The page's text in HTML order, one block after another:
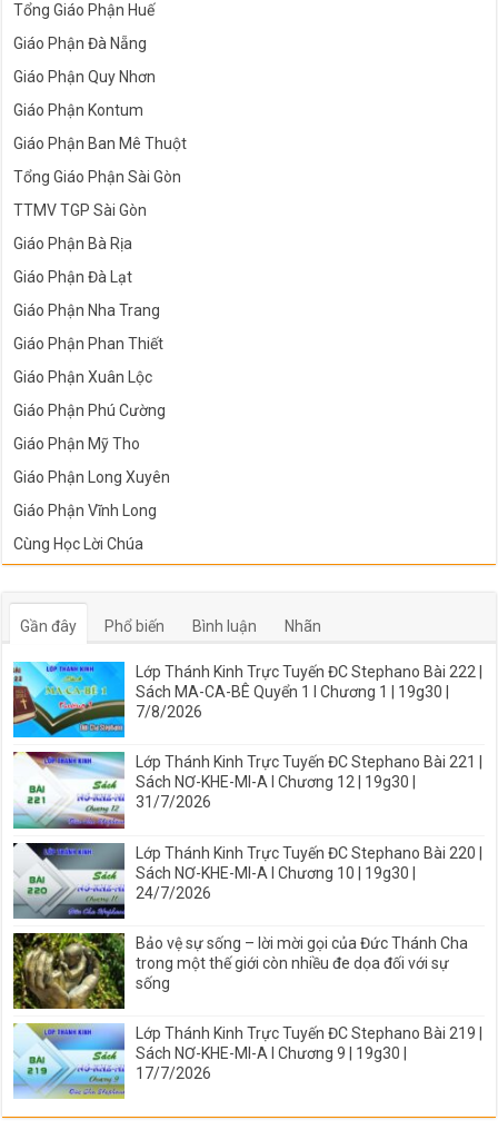
Tổng Giáo Phận Huế
Giáo Phận Đà Nẵng
Giáo Phận Quy Nhơn
Giáo Phận Kontum
Giáo Phận Ban Mê Thuột
Tổng Giáo Phận Sài Gòn
TTMV TGP Sài Gòn
Giáo Phận Bà Rịa
Giáo Phận Đà Lạt
Giáo Phận Nha Trang
Giáo Phận Phan Thiết
Giáo Phận Xuân Lộc
Giáo Phận Phú Cường
Giáo Phận Mỹ Tho
Giáo Phận Long Xuyên
Giáo Phận Vĩnh Long
Cùng Học Lời Chúa
Gần đây Phổ biến Bình luận Nhãn
Lớp Thánh Kinh Trực Tuyến ĐC Stephano Bài 222 |
Sách MA-CA-BÊ Quyển 1 I Chương 1 | 19g30 |
7/8/2026
Lớp Thánh Kinh Trực Tuyến ĐC Stephano Bài 221 |
Sách NƠ-KHE-MI-A I Chương 12 | 19g30 |
31/7/2026
Lớp Thánh Kinh Trực Tuyến ĐC Stephano Bài 220 |
Sách NƠ-KHE-MI-A I Chương 10 | 19g30 |
24/7/2026
Bảo vệ sự sống – lời mời gọi của Đức Thánh Cha
trong một thế giới còn nhiều đe dọa đối với sự
sống
Lớp Thánh Kinh Trực Tuyến ĐC Stephano Bài 219 |
Sách NƠ-KHE-MI-A I Chương 9 | 19g30 |
17/7/2026